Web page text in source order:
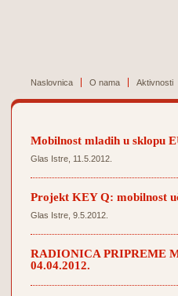
Naslovnica O nama Aktivnosti
Mobilnost mladih u sklopu
Glas Istre, 11.5.2012.
Projekt KEY Q: mobilnost
Glas Istre, 9.5.2012.
RADIONICA PRIPREME
04.04.2012.